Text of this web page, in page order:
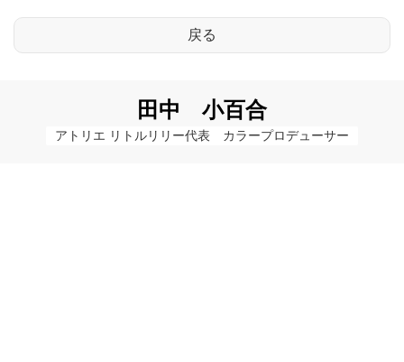
田中 小百合
アトリエ リトルリリー代表　カラープロデューサー